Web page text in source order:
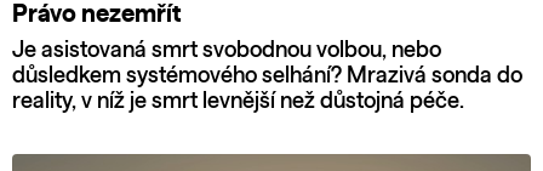
Právo nezemřít
Je asistovaná smrt svobodnou volbou, nebo
důsledkem systémového selhání? Mrazivá sonda do
reality, v níž je smrt levnější než důstojná péče.